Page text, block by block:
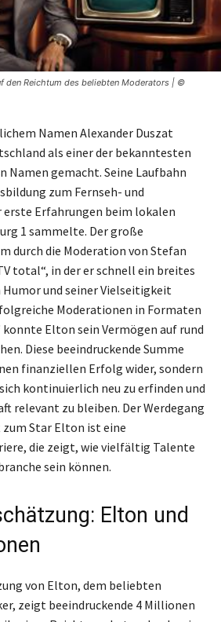
den Reichtum des beliebten Moderators | ©
Namen Alexander Duszat
als einer der bekanntesten
Namen gemacht. Seine Laufbahn
zum Fernseh- und
erste Erfahrungen beim lokalen
1 sammelte. Der große
durch die Moderation von Stefan
total“, in der er schnell ein breites
und seiner Vielseitigkeit
Moderationen in Formaten
konnte Elton sein Vermögen auf rund
Diese beeindruckende Summe
finanziellen Erfolg wider, sondern
kontinuierlich neu zu erfinden und
relevant zu bleiben. Der Werdegang
zum Star Elton ist eine
die zeigt, wie vielfältig Talente
sein können.
Elton und
von Elton, dem beliebten
zeigt beeindruckende 4 Millionen